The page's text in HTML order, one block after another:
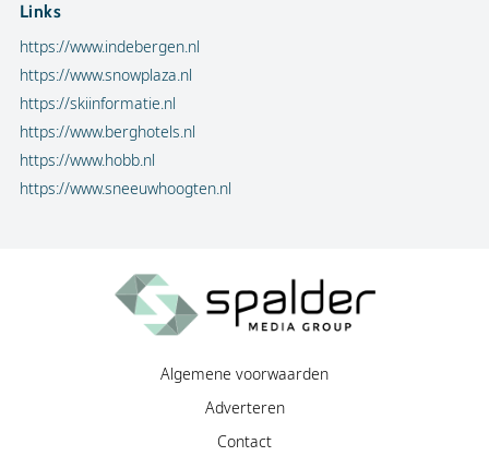
Links
https://www.indebergen.nl
https://www.snowplaza.nl
https://skiinformatie.nl
https://www.berghotels.nl
https://www.hobb.nl
https://www.sneeuwhoogten.nl
Algemene voorwaarden
Adverteren
Contact